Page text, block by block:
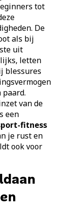
tot
De
als bij
uit
letten
blessures
van de
een
fitness
je rust en
ook voor